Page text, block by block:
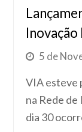
5 de
VIA esteve
na Rede
dia 30